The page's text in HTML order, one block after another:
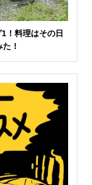
！料理はその日
！